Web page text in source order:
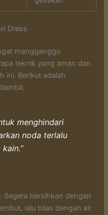
Dress
mengganggu
teknik yang aman dan
ini. Berikut adalah
menghindari
noda terlalu
Segera bersihkan dengan
lalu bilas dengan air